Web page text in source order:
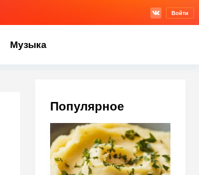
Войти
Музыка
Популярное